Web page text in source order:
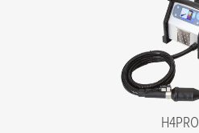
H4PRO